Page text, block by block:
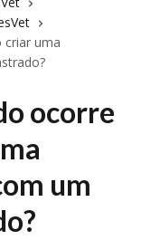
criar uma
ocorre
um